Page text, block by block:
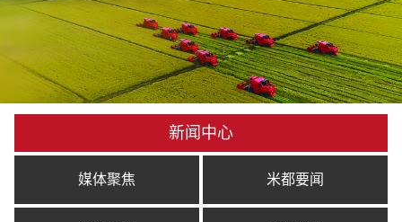
新闻中心
媒体聚焦 米都要闻